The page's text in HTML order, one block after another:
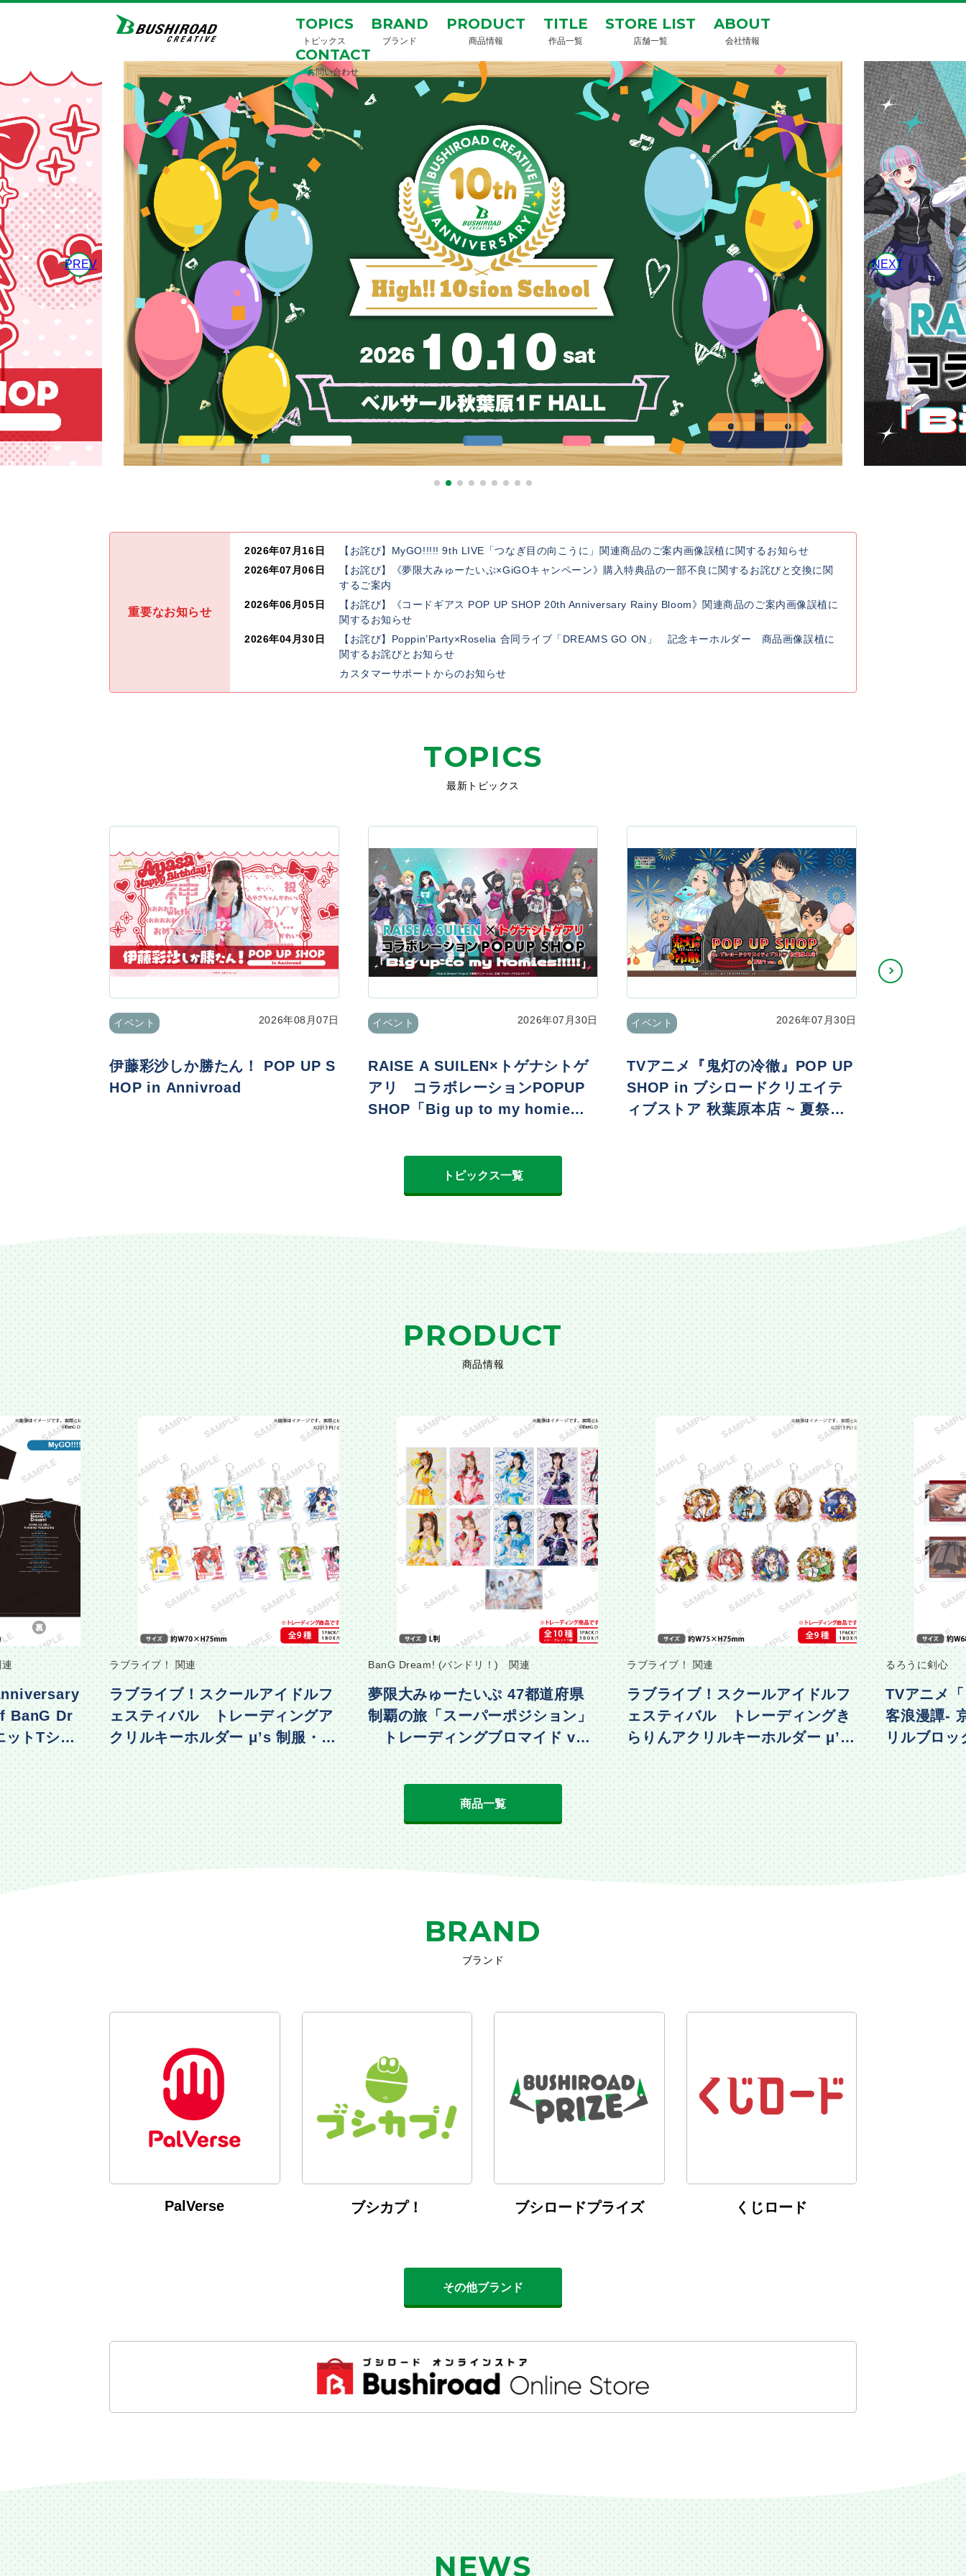
TOPICS
トピックス
BRAND
ブランド
PRODUCT
商品情報
TITLE
作品一覧
STORE LIST
店舗一覧
ABOUT
会社情報
CONTACT
お問い合わせ
PREV NEXT
重要なお知らせ
2026年07月16日
【お詫び】MyGO!!!!! 9th LIVE「つなぎ目の向こうに」関連商品のご案内画像誤植に関するお知らせ
2026年07月06日
【お詫び】《夢限大みゅーたいぷ×GiGOキャンペーン》購入特典品の一部不良に関するお詫びと交換に関
するご案内
2026年06月05日
【お詫び】《コードギアス POP UP SHOP 20th Anniversary Rainy Bloom》関連商品のご案内画像誤植に
関するお知らせ
2026年04月30日
【お詫び】Poppin’Party×Roselia 合同ライブ「DREAMS GO ON」 記念キーホルダー 商品画像誤植に
関するお詫びとお知らせ
カスタマーサポートからのお知らせ
TOPICS
最新トピックス
イベント 2026年08月07日
伊藤彩沙しか勝たん！ POP UP S
HOP in Annivroad
イベント 2026年07月30日
RAISE A SUILEN×トゲナシトゲ
アリ コラボレーションPOPUP
SHOP「Big up to my homie
イベント 2026年07月30日
TVアニメ『鬼灯の冷徹』POP UP
SHOP in ブシロードクリエイテ
ィブストア 秋葉原本店 ~ 夏祭りv
トピックス一覧
PRODUCT
商品情報
BanG Dr
トTシャ
ラブライブ！ 関連
ラブライブ！スクールアイドルフ
ェスティバル トレーディングア
クリルキーホルダー μ’s 制服・水
着ver.
BanG Dream! (バンドリ！) 関連
夢限大みゅーたいぷ 47都道府県
制覇の旅「スーパーポジション」
トレーディングブロマイド vol.
2
ラブライブ！ 関連
ラブライブ！スクールアイドルフ
ェスティバル トレーディングき
らりんアクリルキーホルダー μ’s
動物編Part2ver.
るろうに剣心
TVアニメ
客浪漫譚-
リルブロ
商品一覧
BRAND
ブランド
PalVerse ブシカプ！ ブシロードプライズ くじロード
その他ブランド
NEWS